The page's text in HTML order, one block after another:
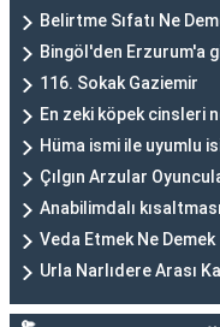
Belirtme Sıfatı Ne
Bingöl'den Erzurum'a
116. Sokak Gaziemir
En zeki köpek cinsleri
Hüma ismi ile uyumlu
Çılgın Arzular
Anabilimdalı
Veda Etmek Ne Demek
Urla Narlıdere Arası